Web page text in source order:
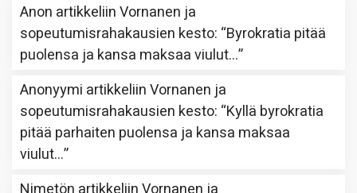
Anon artikkeliinVornanen ja
sopeutumisrahakausien kesto: “Byrokratia pitää
puolensa ja kansa maksaa viulut…”
Anonyymi artikkeliinVornanen ja
sopeutumisrahakausien kesto: “Kyllä byrokratia
pitää parhaiten puolensa ja kansa maksaa
viulut…”